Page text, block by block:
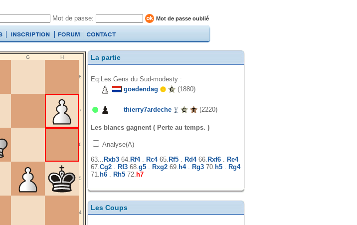
Mot de passe: Mot de passe oublié
G H
8
7
6
5
4
La partie
Eq:Les Gens du Sud-modesty :
goedendag
(1880)
thierry7ardeche (2220)
Les blancs gagnent ( Perte au temps. )
Analyse(A)
63... Rxb3 64. Rf4. Rc465. Rf5 . Rd466. Rxf6 . Re4
67.Cg2 . Rf3 68.g5 . Rxg2 69. h4. Rg3 70. h5 . Rg4
71. h6 . Rh5 72. h7
Les Coups